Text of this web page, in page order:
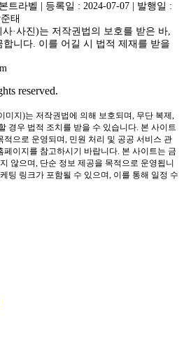
트라벨 | 등록일 : 2024-07-07 | 발행일 :
태
·사진)는 저작권법의 보호를 받은 바,
니다. 이를 어길 시 법적 제재를 받을
reserved.
미지)는 저작권법에 의해 보호되며, 무단 복제,
경우 법적 조치를 받을 수 있습니다. 본 사이트
적으로 운영되며, 민원 처리 및 공공 서비스 관
이지를 참고하시기 바랍니다. 본 사이트는 금
않으며, 단순 정보 제공을 목적으로 운영됩니
팅 링크가 포함될 수 있으며, 이를 통해 일정 수